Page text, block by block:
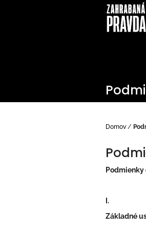
Domov /
I.
Základné